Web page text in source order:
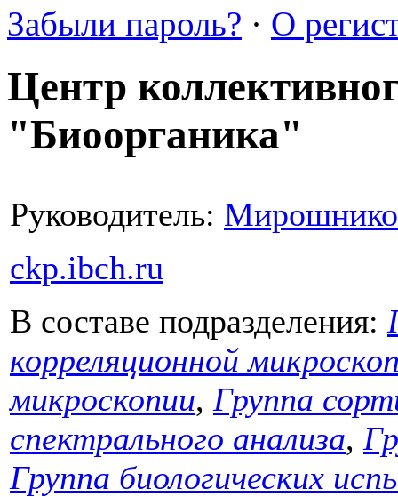
Забыли пароль? · О
Центр
"Биоорганика"
Руководитель:
ckp.ibch.ru
В составе подразделения:
корреляционной
микроскопии, Группа
спектрального анализа,
Группа биологических